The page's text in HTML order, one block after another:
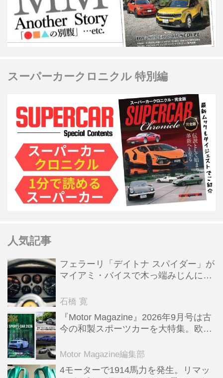
スーパーカークロニクル 特別編
人気記事
フェラーリ「デイトナ スパイダー」が
マイアミ・バイスで木っ端みじんにな
石橋 寛
『Motor Magazine』2026年9月号は古
今の和製スポーツカーを大特集。欧州
Motor Magazine編集部
4モーターで1914馬力を発生。リマッ